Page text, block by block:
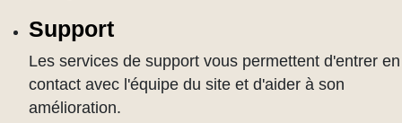
Support
Les services de support vous permettent d'entrer en
contact avec l'équipe du site et d'aider à son
amélioration.